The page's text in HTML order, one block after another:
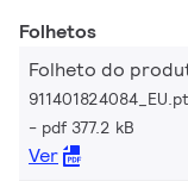
Folhetos
Folheto do
pdf 377.2 kB
Ver